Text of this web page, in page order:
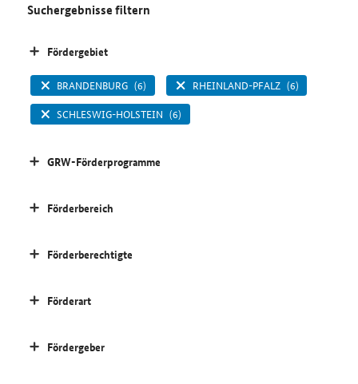
Suchergebnisse filtern
Fördergebiet
BRANDENBURG (6) RHEINLAND-PFALZ (6)
SCHLESWIG-HOLSTEIN (6)
GRW-Förderprogramme
Förderbereich
Förderberechtigte
Förderart
Fördergeber